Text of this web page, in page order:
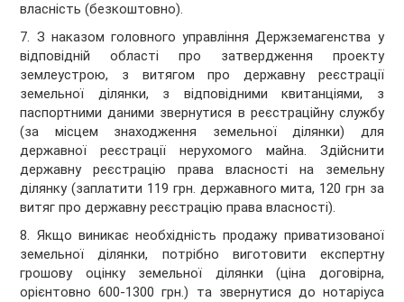
власність (безкоштовно).
7. З наказом головного управління Держземагенства у
відповідній області про затвердження проекту
землеустрою, з витягом про державну реєстрації
земельної ділянки, з відповідними квитанціями, з
паспортними даними звернутися в реєстраційну службу
(за місцем знаходження земельної ділянки) для
державної реєстрації нерухомого майна. Здійснити
державну реєстрацію права власності на земельну
ділянку (заплатити 119 грн. державного мита, 120 грн за
витяг про державну реєстрацію права власності).
8. Якщо виникає необхідність продажу приватизованої
земельної ділянки, потрібно виготовити експертну
грошову оцінку земельної ділянки (ціна договірна,
орієнтовно 600-1300 грн.) та звернутися до нотаріуса